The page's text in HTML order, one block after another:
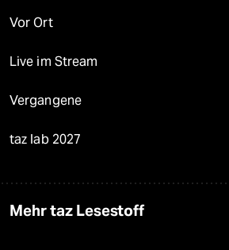
Vor Ort
Live im Stream
Vergangene
taz lab 2027
Mehr taz Lesestoff